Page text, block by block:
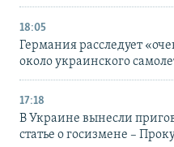
18:05
Германия расследует
около украинского
17:18
В Украине вынесли
статье о госизмене –